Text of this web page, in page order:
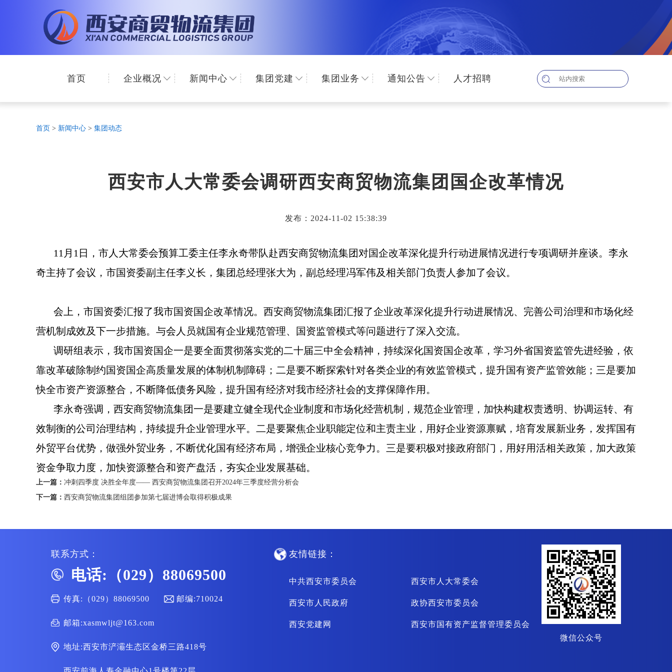
首页 企业概况 新闻中心 集团党建 集团业务 通知公告 人才招聘
首页 > 新闻中心 > 集团动态
西安市人大常委会调研西安商贸物流集团国企改革情况
发布：2024-11-02 15:38:39
11月1日，市人大常委会预算工委主任李永奇带队赴西安商贸物流集团对国企改革深化提升行动进展情况进行专项调研并座谈。李永
奇主持了会议，市国资委副主任李义长，集团总经理张大为，副总经理冯军伟及相关部门负责人参加了会议。
会上，市国资委汇报了我市国资国企改革情况。西安商贸物流集团汇报了企业改革深化提升行动进展情况、完善公司治理和市场化经
营机制成效及下一步措施。与会人员就国有企业规范管理、国资监管模式等问题进行了深入交流。
调研组表示，我市国资国企一是要全面贯彻落实党的二十届三中全会精神，持续深化国资国企改革，学习外省国资监管先进经验，依
靠改革破除制约国资国企高质量发展的体制机制障碍；二是要不断探索针对各类企业的有效监管模式，提升国有资产监管效能；三是要加
快全市资产资源整合，不断降低债务风险，提升国有经济对我市经济社会的支撑保障作用。
李永奇强调，西安商贸物流集团一是要建立健全现代企业制度和市场化经营机制，规范企业管理，加快构建权责透明、协调运转、有
效制衡的公司治理结构，持续提升企业管理水平。二是要聚焦企业职能定位和主责主业，用好企业资源禀赋，培育发展新业务，发挥国有
外贸平台优势，做强外贸业务，不断优化国有经济布局，增强企业核心竞争力。三是要积极对接政府部门，用好用活相关政策，加大政策
资金争取力度，加快资源整合和资产盘活，夯实企业发展基础。
上一篇： 冲刺四季度 决胜全年度—— 西安商贸物流集团召开2024年三季度经营分析会
下一篇： 西安商贸物流集团组团参加第七届进博会取得积极成果
联系方式：
电话:（029）88069500
传真:（029）88069500 邮编:710024
邮箱:xasmwljt@163.com
地址:西安市浐灞生态区金桥三路418号
友情链接：
中共西安市委员会 西安市人大常委会
西安市人民政府 政协西安市委员会
西安党建网
西安市国有资产监督管理委员会
微信公众号